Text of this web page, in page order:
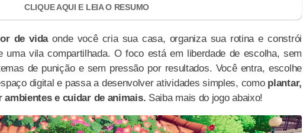
de vidaonde você cria sua casa, organiza sua rotina e constrói
uma vila compartilhada. O foco está em liberdade de escolha, sem
de punição e sem pressão por resultados. Você entra, escolhe
digital e passa a desenvolver atividades simples, como plantar,
ambientes e cuidar de animais. Saiba mais do jogo abaixo!